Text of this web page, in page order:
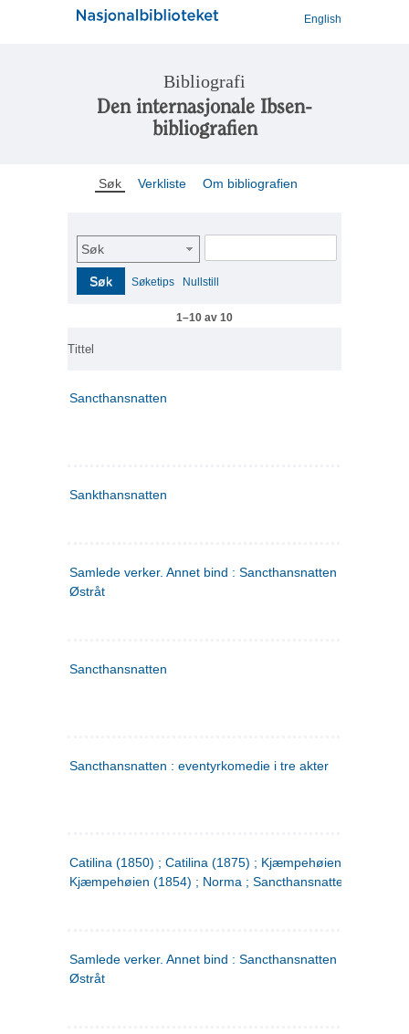
English
Bibliografi
Den internasjonale Ibsen-
bibliografien
Søk Verkliste Om bibliografien
Søk
Søk Søketips Nullstill
1–10 av 10
Tittel
Sancthansnatten
Sankthansnatten
Samlede verker. Annet bind : Sancthansnatten ; Fru Inger
Østråt
Sancthansnatten
Sancthansnatten : eventyrkomedie i tre akter
Catilina (1850) ; Catilina (1875) ; Kjæmpehøien (1850) ;
Kjæmpehøien (1854) ; Norma ; Sancthansnatten
Samlede verker. Annet bind : Sancthansnatten ; Fru Inger
Østråt